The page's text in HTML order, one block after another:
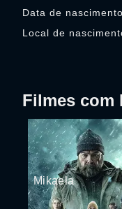
Data de
Local de
Filmes com
Mikaela